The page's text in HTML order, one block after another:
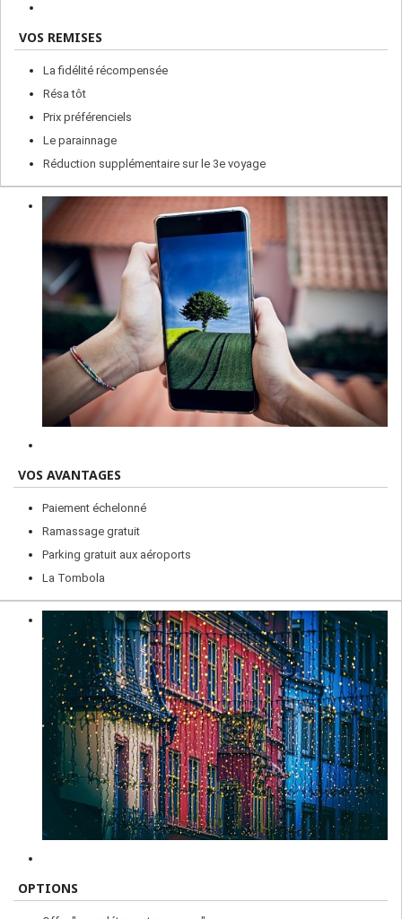
VOS REMISES
La fidélité récompensée
Résa tôt
Prix préférenciels
Le parainnage
Réduction supplémentaire sur le 3e voyage
VOS AVANTAGES
Paiement échelonné
Ramassage gratuit
Parking gratuit aux aéroports
La Tombola
OPTIONS